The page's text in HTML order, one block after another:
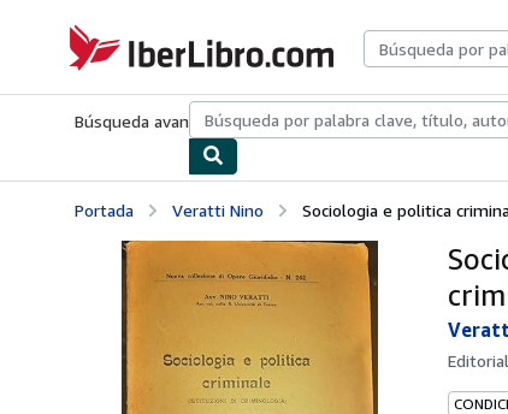
IberLibro.com
Búsqueda avanzadaColecciones Libros antiguosArte y
Portada Veratti Nino Sociologia e politica